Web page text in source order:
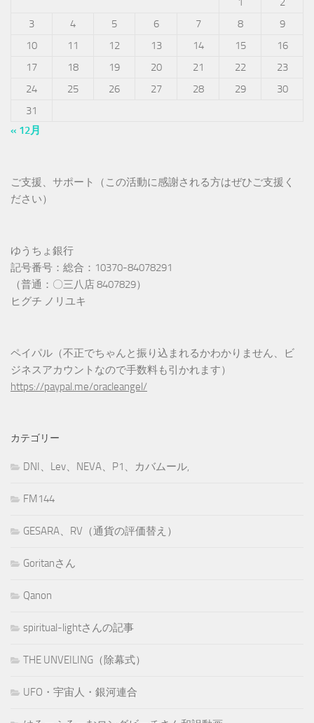
3
4 5 6 7 8
9
10
11 12 13 14 15
16
17
18 19 20 21 22
23
24
25 26 27 28 29
30
31
« 12月
ご支援、サポート（この活動に感謝される方はぜひご支援く
ださい）
ゆうちょ銀行
記号番号：総合：10370-84078291
（普通：〇三八店 8407829）
ヒグチ ノリユキ
ペイパル（不正でちゃんと振り込まれるかわかりません、ビ
ジネスアカウントなので手数料も引かれます）
https://paypal.me/oracleangel/
カテゴリー
DNI、Lev、NEVA、P1、カバムール,
FM144
GESARA、RV（通貨の評価替え）
Goritanさん
Qanon
spiritual-lightさんの記事
THE UNVEILING（除幕式）
UFO・宇宙人・銀河連合